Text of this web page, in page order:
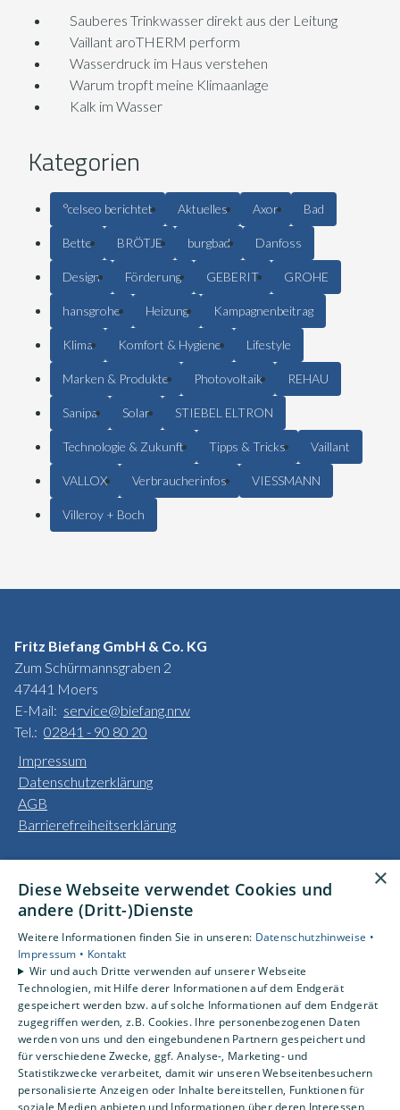
Sauberes Trinkwasser direkt aus der Leitung
Vaillant aroTHERM perform
Wasserdruck im Haus verstehen
Warum tropft meine Klimaanlage
Kalk im Wasser
Kategorien
°celseo berichtet Aktuelles Axor Bad
Bette BRÖTJE burgbad Danfoss
Design Förderung GEBERIT GROHE
hansgrohe Heizung Kampagnenbeitrag
Klima Komfort & Hygiene Lifestyle
Marken & Produkte Photovoltaik REHAU
Sanipa Solar STIEBEL ELTRON
Technologie & Zukunft Tipps & Tricks Vaillant
VALLOX Verbraucherinfos VIESSMANN
Villeroy + Boch
Fritz Biefang GmbH & Co. KG
Zum Schürmannsgraben 2
47441 Moers
E-Mail: service@biefang.nrw
Tel.: 02841 - 90 80 20
Impressum
Datenschutzerklärung
AGB
Barrierefreiheitserklärung
Privatkunden
Gewerbekunden
Karriere
Unternehmen
Kontakt
Um externe HTML-Inhalte anzuzeigen, benötigen wir
Ihre Einwilligung.
Weitere Informationen finden Sie in unserer
Datenschutzerklärung.
×
Diese Webseite verwendet Cookies und
andere (Dritt-)Dienste
Weitere Informationen finden Sie in unseren: Datenschutzhinweise •
Impressum • Kontakt
Wir und auch Dritte verwenden auf unserer Webseite
Technologien, mit Hilfe derer Informationen auf dem Endgerät
gespeichert werden bzw. auf solche Informationen auf dem Endgerät
zugegriffen werden, z.B. Cookies. Ihre personenbezogenen Daten
werden von uns und den eingebundenen Partnern gespeichert und
für verschiedene Zwecke, ggf. Analyse-, Marketing- und
Statistikzwecke verarbeitet, damit wir unseren Webseitenbesuchern
personalisierte Anzeigen oder Inhalte bereitstellen, Funktionen für
soziale Medien anbieten und Informationen über deren Interessen